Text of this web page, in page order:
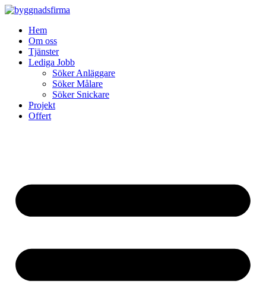
Skip
contentHem
Om oss
Tjänster
Lediga Jobb
Söker Anläggare
Söker Målare
Söker Snickare
Projekt
Offert